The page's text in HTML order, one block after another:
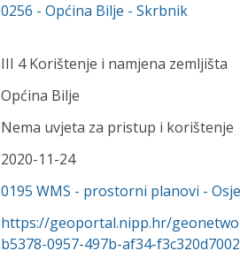
0256 - Općina Bilje - Skrbnik
III 4 Korištenje i namjena zemljišta
Općina Bilje
Nema uvjeta za pristup i korištenje
2020-11-24
0195 WMS - prostorni planovi -
https://geoportal.nipp.hr/
b5378-0957-497b-af34-